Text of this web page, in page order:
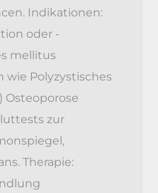
Indikationen:
oder -
mellitus
wie Polyzystisches
Osteoporose
zur
Therapie: